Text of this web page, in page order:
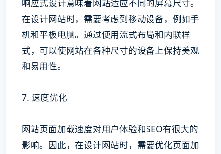
响应式设计意味着网站适应不同的屏幕尺寸。
在设计网站时，需要考虑到移动设备，例如手
机和平板电脑。通过使用流式布局和内联样
式，可以使网站在各种尺寸的设备上保持美观
和易用性。
7. 速度优化
网站页面加载速度对用户体验和SEO有很大的
影响。因此，在设计网站时，需要优化页面加